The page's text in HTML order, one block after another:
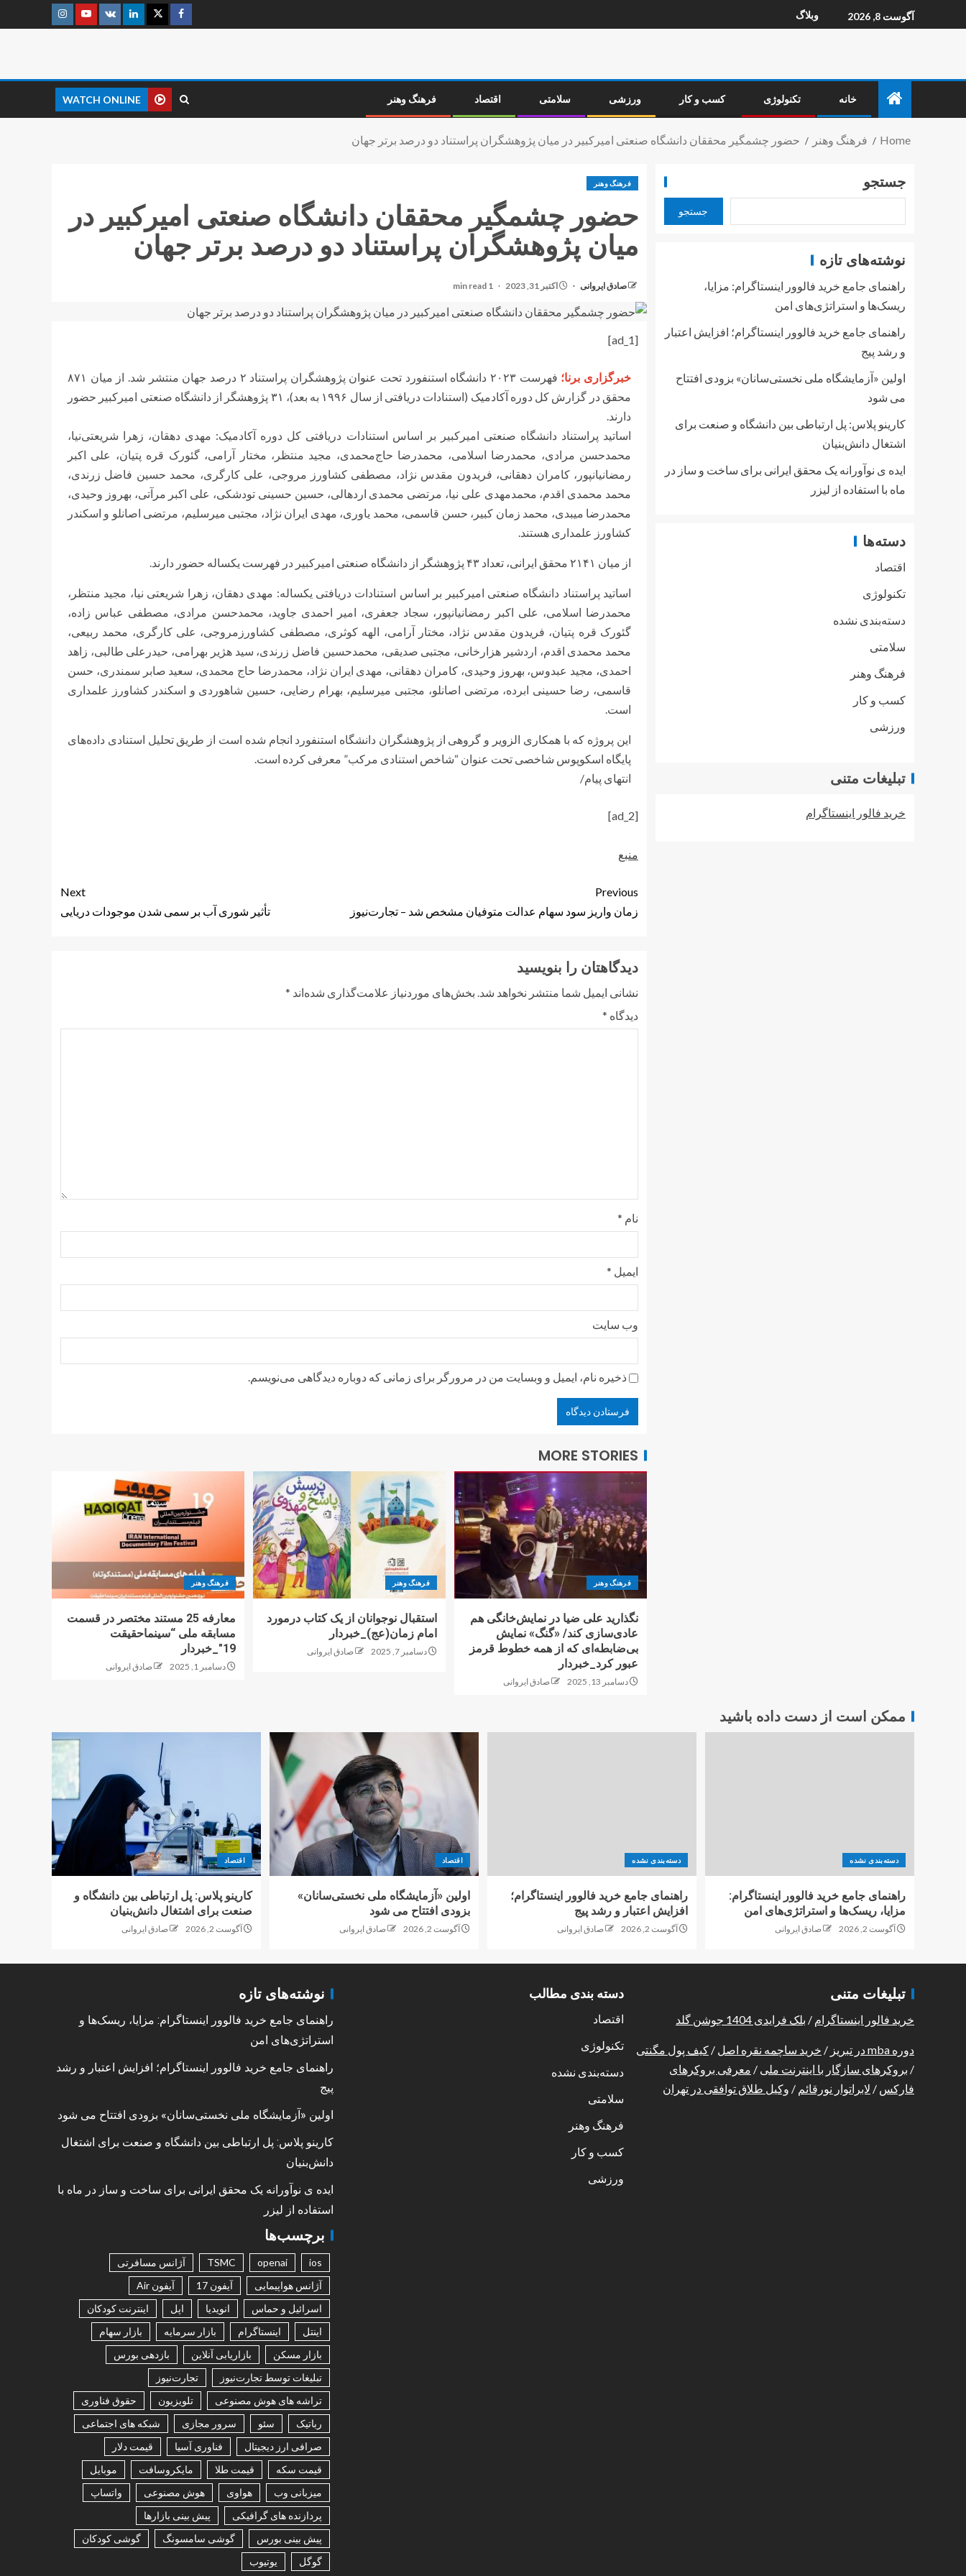
آگوست 8, 2026 وبلاگ
خانه تکنولوژی کسب و کار ورزشی سلامتی اقتصاد فرهنگ وهنر WATCH ONLINE
Home فرهنگ وهنر حضور چشمگیر محققان دانشگاه صنعتی امیرکبیر در میان پژوهشگران پراستناد دو درصد برتر جهان
فرهنگ وهنر
حضور چشمگیر محققان دانشگاه صنعتی امیرکبیر در
میان پژوهشگران پراستناد دو درصد برتر جهان
صادق ایروانی اکتبر 31, 2023 1 min read
[ad_1]
خبرگزاری برنا؛
فهرست ۲۰۲۳ دانشگاه استنفورد تحت عنوان پژوهشگران پراستناد ۲ درصد جهان منتشر شد. از میان ۸۷۱
محقق در گزارش کل دوره آکادمیک (استنادات دریافتی از سال ۱۹۹۶ به بعد)، ۳۱ پژوهشگر از دانشگاه صنعتی امیرکبیر حضور
دارند.
اساتید پراستناد دانشگاه صنعتی امیرکبیر بر اساس استنادات دریافتی کل دوره آکادمیک: مهدی دهقان، زهرا شریعتی‌نیا،
محمدحسن مرادی، محمدرضا اسلامی، محمدرضا حاج‌محمدی، مجید منتظر، مختار آرامی، گئورک قره پتیان، علی اکبر
رمضانیانپور، کامران دهقانی، فریدون مقدس نژاد، مصطفی کشاورز مروجی، علی کارگری، محمد حسین فاضل زرندی،
محمد محمدی اقدم، محمدمهدی علی نیا، مرتضی محمدی اردهالی، حسین حسینی تودشکی، علی اکبر مرآتی، بهروز وحیدی،
محمدرضا میبدی، محمد زمان کبیر، حسن قاسمی، محمد یاوری، مهدی ایران نژاد، مجتبی میرسلیم، مرتضی اصانلو و اسکندر
کشاورز علمداری هستند.
از میان ۲۱۴۱ محقق ایرانی، تعداد ۴۳ پژوهشگر از دانشگاه صنعتی امیرکبیر در فهرست یکساله حضور دارند.
اساتید پراستناد دانشگاه صنعتی امیرکبیر بر اساس استنادات دریافتی یکساله: مهدی دهقان، زهرا شریعتی نیا، مجید منتظر،
محمدرضا اسلامی، علی اکبر رمضانیانپور، سجاد جعفری، امیر احمدی جاوید، محمدحسن مرادی، مصطفی عباس زاده،
گئورک قره پتیان، فریدون مقدس نژاد، مختار آرامی، الهه کوثری، مصطفی کشاورزمروجی، علی کارگری، محمد ربیعی،
محمد محمدی اقدم، اردشیر هزارخانی، مجتبی صدیقی، محمدحسین فاضل زرندی، سید هژیر بهرامی، حیدرعلی طالبی، زاهد
احمدی، مجید عبدوس، بهروز وحیدی، کامران دهقانی، مهدی ایران نژاد، محمدرضا حاج محمدی، سعید صابر سمندری، حسن
قاسمی، رضا حسینی ابرده، مرتضی اصانلو، مجتبی میرسلیم، بهرام رضایی، حسین شاهوردی و اسکندر کشاورز علمداری
است.
این پروژه که با همکاری الزویر و گروهی از پژوهشگران دانشگاه استنفورد انجام شده است از طریق تحلیل استنادی داده‌های
پایگاه اسکوپوس شاخصی تحت عنوان “شاخص استنادی مرکب” معرفی کرده است.
انتهای پیام/
[ad_2]
منبع
Previous
زمان واریز سود سهام عدالت متوفیان مشخص شد – تجارت‌نیوز
Next
تأثیر شوری آب بر سمی شدن موجودات دریایی
دیدگاهتان را بنویسید
نشانی ایمیل شما منتشر نخواهد شد. بخش‌های موردنیاز علامت‌گذاری شده‌اند *
دیدگاه *
نام *
ایمیل *
وب‌ سایت
ذخیره نام، ایمیل و وبسایت من در مرورگر برای زمانی که دوباره دیدگاهی می‌نویسم.
MORE STORIES
فرهنگ وهنر
نگذارید علی ضیا در نمایش‌خانگی هم
عادی‌سازی کند/ «گنگ» نمایش
بی‌ضابطه‌ای که از همه خطوط قرمز
عبور کرد_خبردار
دسامبر 13, 2025 صادق ایروانی
فرهنگ وهنر
استقبال نوجوانان از یک کتاب درمورد
امام زمان(عج)_خبردار
دسامبر 7, 2025 صادق ایروانی
فرهنگ وهنر
معارفه 25 مستند مختصر در قسمت
مسابقه ملی “سینماحقیقت
19″_خبردار
دسامبر 1, 2025 صادق ایروانی
جستجو
جستجو
نوشته‌های تازه
راهنمای جامع خرید فالوور اینستاگرام: مزایا،
ریسک‌ها و استراتژی‌های امن
راهنمای جامع خرید فالوور اینستاگرام؛ افزایش اعتبار
و رشد پیج
اولین «آزمایشگاه ملی نخستی‌سانان» بزودی افتتاح
می شود
کارینو پلاس: پل ارتباطی بین دانشگاه و صنعت برای
اشتغال دانش‌بنیان
ایده ی نوآورانه یک محقق ایرانی برای ساخت و ساز در
ماه با استفاده از لیزر
دسته‌ها
اقتصاد
تکنولوژی
دسته‌بندی نشده
سلامتی
فرهنگ وهنر
کسب و کار
ورزشی
تبلیغات متنی
خرید فالور اینستاگرام
ممکن است از دست داده باشید
دسته‌بندی نشده
راهنمای جامع خرید فالوور اینستاگرام:
مزایا، ریسک‌ها و استراتژی‌های امن
آگوست 2, 2026 صادق ایروانی
دسته‌بندی نشده
راهنمای جامع خرید فالوور اینستاگرام؛
افزایش اعتبار و رشد پیج
آگوست 2, 2026 صادق ایروانی
اقتصاد
اولین «آزمایشگاه ملی نخستی‌سانان»
بزودی افتتاح می شود
آگوست 2, 2026 صادق ایروانی
اقتصاد
کارینو پلاس: پل ارتباطی بین دانشگاه و
صنعت برای اشتغال دانش‌بنیان
آگوست 2, 2026 صادق ایروانی
نوشته‌های تازه
راهنمای جامع خرید فالوور اینستاگرام: مزایا، ریسک‌ها و
استراتژی‌های امن
راهنمای جامع خرید فالوور اینستاگرام؛ افزایش اعتبار و رشد
پیج
اولین «آزمایشگاه ملی نخستی‌سانان» بزودی افتتاح می شود
کارینو پلاس: پل ارتباطی بین دانشگاه و صنعت برای اشتغال
دانش‌بنیان
ایده ی نوآورانه یک محقق ایرانی برای ساخت و ساز در ماه با
استفاده از لیزر
برچسب‌ها
ios
openai
TSMC
آژانس مسافرتی
آژانس هواپیمایی
آیفون 17
آیفون Air
اسرائیل و حماس
انویدیا اپل
اینترنت کودکان
اینتل
اینستاگرام بازار سرمایه
بازار سهام
بازار مسکن
بازاریابی آنلاین
بازدهی بورس
تبلیغات توسط تجارت‌نیوز
تجارت‌نیوز
تراشه های هوش مصنوعی
تلویزیون
حقوق فناوری
رباتیک
سئو سرور مجازی
شبکه های اجتماعی
صرافی ارز دیجیتال
فناوری آسیا
قیمت دلار
قیمت سکه
قیمت طلا مایکروسافت
موبایل
میزبانی وب
هواوی هوش مصنوعی
واتساپ
پردازنده های گرافیکی
پیش بینی بازارها
پیش بینی بورس
گوشی سامسونگ
گوشی کودکان
گوگل
یوتیوب
دسته بندی مطالب
اقتصاد
تکنولوژی
دسته‌بندی نشده
سلامتی
فرهنگ وهنر
کسب و کار
ورزشی
تبلیغات متنی
خرید فالور اینستاگرام / بلک فرایدی 1404 جوشن گلد
دوره mba در تبریز / خرید ساچمه نقره اصل / کیف پول مگنتی
/ بروکرهای سازگار با اینترنت ملی / معرفی بروکرهای
فارکس / لابراتوار نورقائم / وکیل طلاق توافقی در تهران